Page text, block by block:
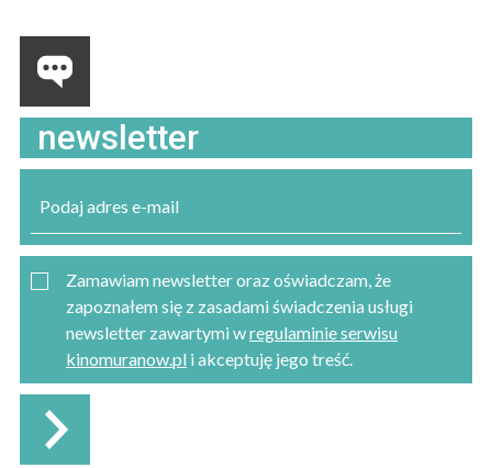
newsletter
Zamawiam newsletter oraz oświadczam, że
zapoznałem się z zasadami świadczenia usługi
newsletter zawartymi wregulaminie serwisu
kinomuranow.pl i akceptuję jego treść.